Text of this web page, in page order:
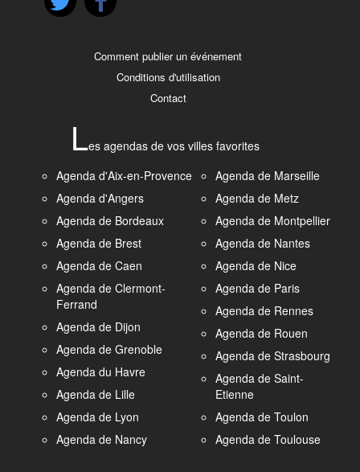
Comment publier un événement
Conditions d'utilisation
Contact
Les agendas de vos villes favorites
Agenda d'Aix-en-Provence
Agenda d'Angers
Agenda de Bordeaux
Agenda de Brest
Agenda de Caen
Agenda de Clermont-
Ferrand
Agenda de Dijon
Agenda de Grenoble
Agenda du Havre
Agenda de Lille
Agenda de Lyon
Agenda de Nancy
Agenda de Marseille
Agenda de Metz
Agenda de Montpellier
Agenda de Nantes
Agenda de Nice
Agenda de Paris
Agenda de Rennes
Agenda de Rouen
Agenda de Strasbourg
Agenda de Saint-
Etienne
Agenda de Toulon
Agenda de Toulouse